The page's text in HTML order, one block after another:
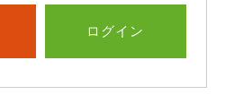
ログイン